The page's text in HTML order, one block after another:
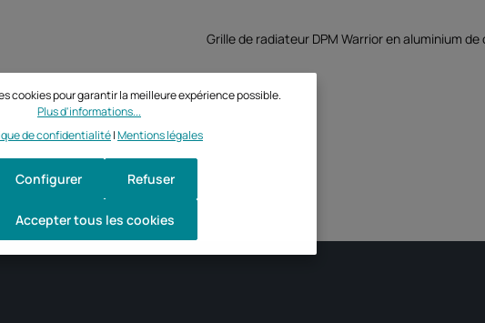
Grille de radiateur DPM Warrior en aluminium de
cookies pour garantir la meilleure expérience possible.
Plus d'informations...
de confidentialité|Mentions légales
Refuser
Configurer
Accepter tous les cookies